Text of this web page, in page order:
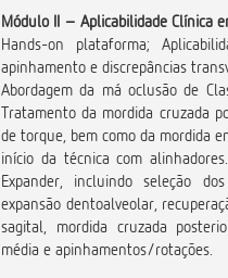
Módulo II – Aplicabilidade Clínica
Hands-on plataforma;
apinhamento e discrepâncias
Abordagem da má oclusão de
Tratamento da mordida cruzada
de torque, bem como da mordida
início da técnica com
Expander, incluindo seleção
expansão dentoalveolar,
sagital, mordida cruzada
média e apinhamentos/rotações.